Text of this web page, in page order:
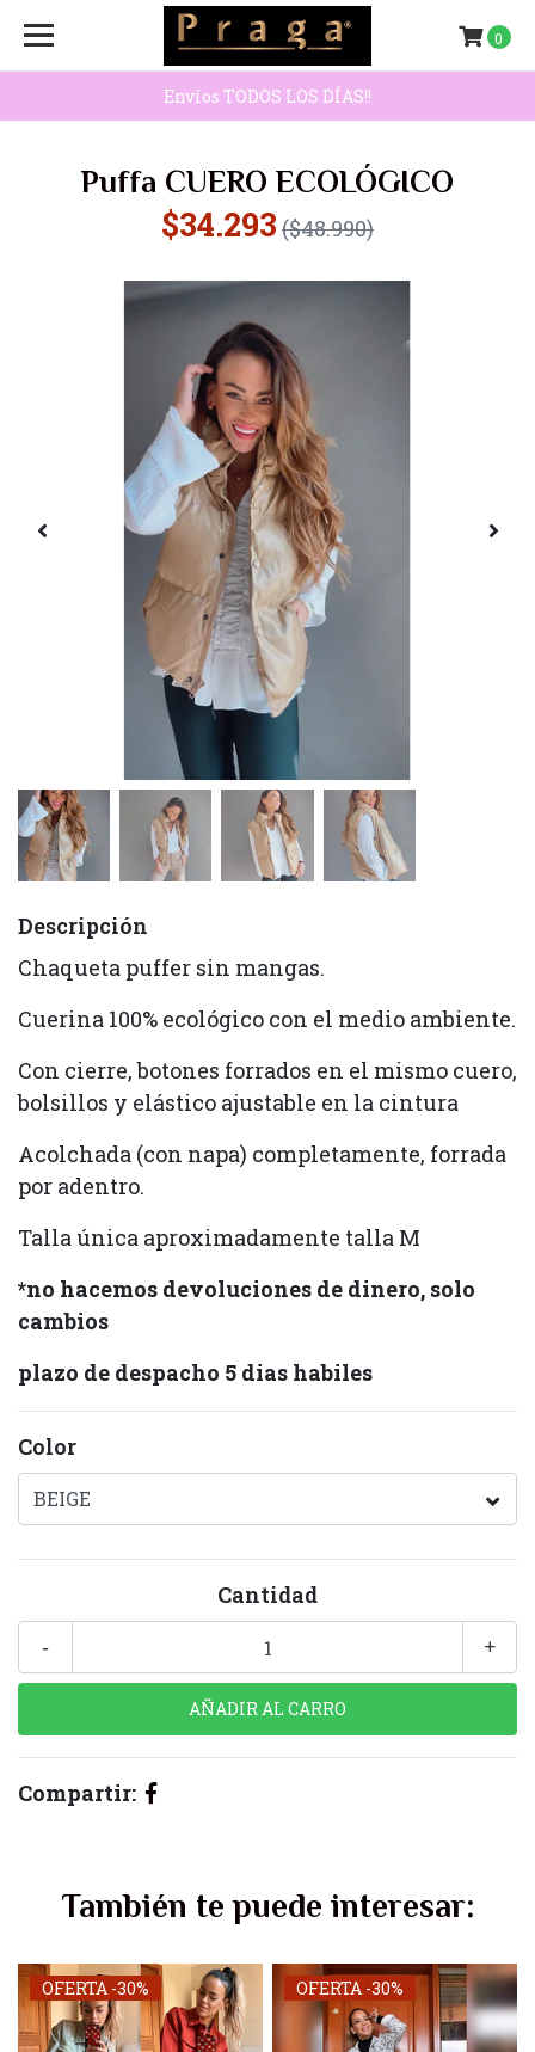
Envíos TODOS LOS DÍAS!!
0
Puffa CUERO ECOLÓGICO
$34.293 ($48.990)
Descripción
Chaqueta puffer sin mangas.
Cuerina 100% ecológico con el medio ambiente.
Con cierre, botones forrados en el mismo cuero,
bolsillos y elástico ajustable en la cintura
Acolchada (con napa) completamente, forrada
por adentro.
Talla única aproximadamente talla M
*no hacemos devoluciones de dinero, solo
cambios
plazo de despacho 5 dias habiles
Color
Cantidad
+
-
Compartir:
También te puede interesar:
OFERTA -30% OFERTA -30%